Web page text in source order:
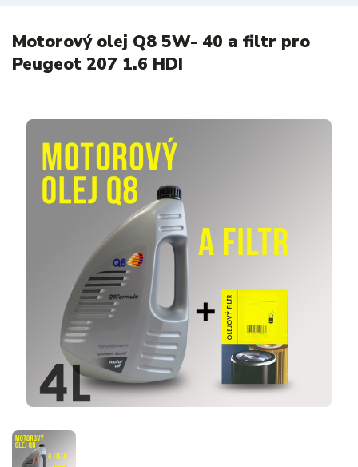
Motorový olej Q8 5W- 40 a filtr pro
Peugeot 207 1.6 HDI